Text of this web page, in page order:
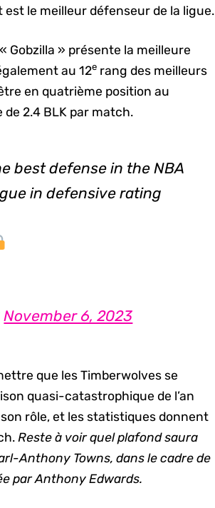
le meilleur défenseur de la ligue.
Gobzilla » présente la meilleure
au 12e rang des meilleurs
en quatrième position au
2.4 BLK par match.
best defense in the NBA
in defensive rating
November 6, 2023
que les Timberwolves se
quasi-catastrophique de l’an
rôle, et les statistiques donnent
Reste à voir quel plafond saura
Anthony Towns, dans le cadre de
par Anthony Edwards.